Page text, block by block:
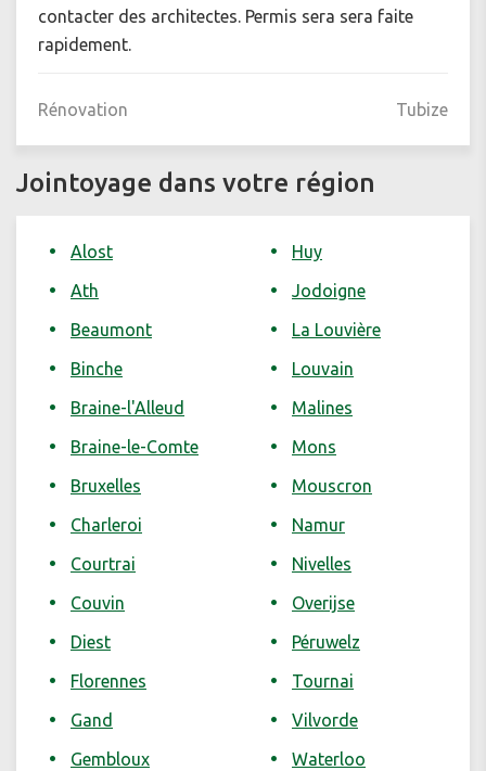
contacter des architectes. Permis sera sera faite
rapidement.
Rénovation Tubize
Jointoyage dans votre région
Alost
Ath
Beaumont
Binche
Braine-l'Alleud
Braine-le-Comte
Bruxelles
Charleroi
Courtrai
Couvin
Diest
Florennes
Gand
Gembloux
Huy
Jodoigne
La Louvière
Louvain
Malines
Mons
Mouscron
Namur
Nivelles
Overijse
Péruwelz
Tournai
Vilvorde
Waterloo